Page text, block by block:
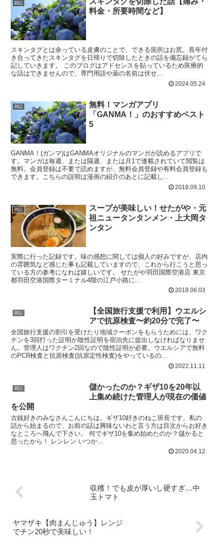
雑記
料金・所要時間など】
スキンタグとは余っている皮膚のことで、できる箇所はお尻。長年付
き合ってきたスキンタグを日帰りで切除したときの話を備忘録がてら
記していきます。 このブログはアドセンスを貼っているため医療的
な話はできませんので、専門用語や薬の名前は伏せ...
2024.05.24
雑記
無料！マンガアプリ
「GANMA！」のおすすめベスト
5
GANMA！(ガンマ)はGANMAオリジナルのマンガが読めるアプリで
す。マンガは毎週、または隔週、または月1で連載されていて閲覧は
無料。会員登録は不要で読めますが、無料会員登録や有料会員登録も
できます。こちらの説明は漫画の紹介のあとに記載し...
2018.09.10
雑記
スープが美味しい！せたがや・元
祖ニュータンタンメン・上大岡タ
ンタン
実際に行った記録です。味の感想に関しては個人の好みですが、店内
の雰囲気など感じた事も記載していますので、これから行こうと思っ
ている方の参考になれば嬉しいです。 せたがや羽田国際空港店 東京
都羽田空港国際ターミナル4階の江戸小路に...
2018.06.03
雑記
【全国旅行支援で利用】ウエルシ
アで抗原検査〜約20分で完了〜
全国旅行支援の割引を受けたり地域クーポンをもらうためには、ワク
チンを3回打った証明か陰性証明を宿泊先に提出しなければなりませ
ん。管理人はワクチン2回なので陰性証明が必要。ウエルシアで無料
のPCR検査と抗原検査(抗原定性検査)をやっているの...
2022.11.11
雑記
儲かったのか？ギザ10を20年以
上集め続けた管理人が現在の価値
を公開
古銭好きのみなさんこんにちは。ギザ10好きのねこ班長です。私の
話から始まるので、お前の話は興味ないわと言う方は目次からお好き
なところへ飛んで下さい。 何でギザ10を集め始めたのか？儲かると
思ったから！ レンレン いつか...
2020.04.12
収穫！でも皮が厚いし硬すぎ…中
玉トマト
ヤマザキ【肉まんじゅう】レンジ
でチン20秒で美味しい！